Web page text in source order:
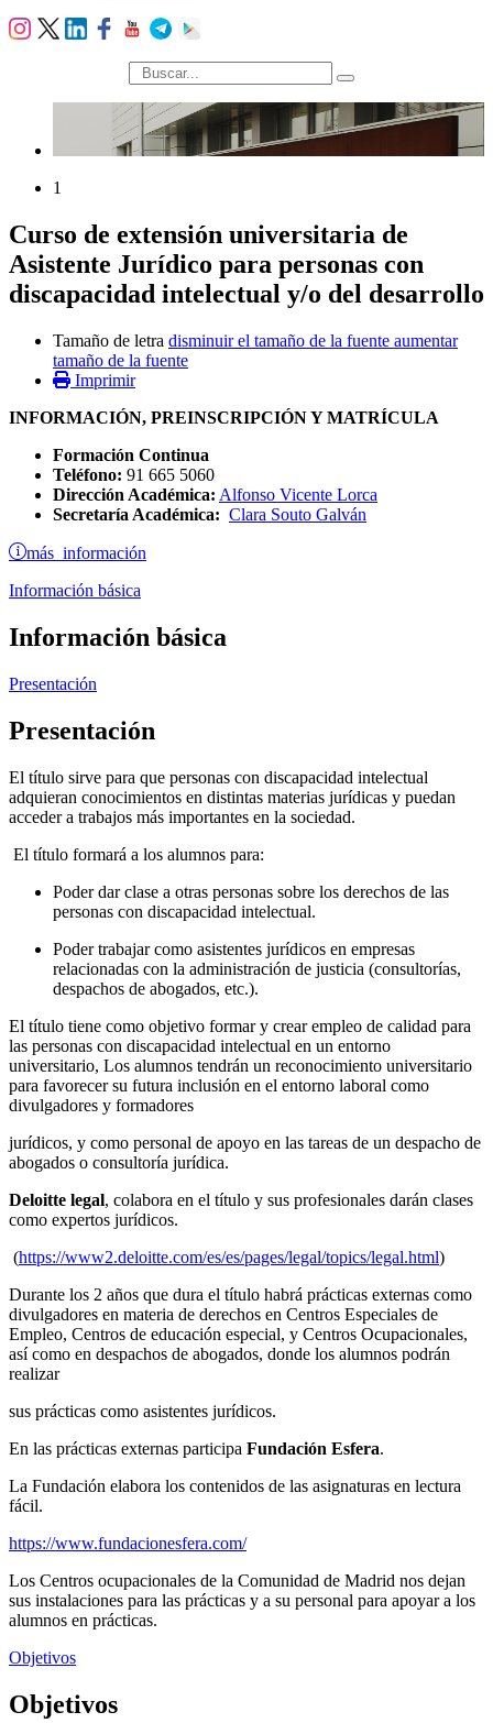
búsqueda
1
Curso de extensión universitaria de
Asistente Jurídico para personas con
discapacidad intelectual y/o del desarrollo
Tamaño de letra disminuir el tamaño de la fuente aumentar
tamaño de la fuente
Imprimir
INFORMACIÓN, PREINSCRIPCIÓN Y MATRÍCULA
Formación Continua
Teléfono: 91 665 5060
Dirección Académica: Alfonso Vicente Lorca
Secretaría Académica: Clara Souto Galván
más información
Información básica
Información básica
Presentación
Presentación
El título sirve para que personas con discapacidad intelectual
adquieran conocimientos en distintas materias jurídicas y puedan
acceder a trabajos más importantes en la sociedad.
El título formará a los alumnos para:
Poder dar clase a otras personas sobre los derechos de las
personas con discapacidad intelectual.
Poder trabajar como asistentes jurídicos en empresas
relacionadas con la administración de justicia (consultorías,
despachos de abogados, etc.).
El título tiene como objetivo formar y crear empleo de calidad para
las personas con discapacidad intelectual en un entorno
universitario, Los alumnos tendrán un reconocimiento universitario
para favorecer su futura inclusión en el entorno laboral como
divulgadores y formadores
jurídicos, y como personal de apoyo en las tareas de un despacho de
abogados o consultoría jurídica.
Deloitte legal, colabora en el título y sus profesionales darán clases
como expertos jurídicos.
(https://www2.deloitte.com/es/es/pages/legal/topics/legal.html)
Durante los 2 años que dura el título habrá prácticas externas como
divulgadores en materia de derechos en Centros Especiales de
Empleo, Centros de educación especial, y Centros Ocupacionales,
así como en despachos de abogados, donde los alumnos podrán
realizar
sus prácticas como asistentes jurídicos.
En las prácticas externas participa Fundación Esfera.
La Fundación elabora los contenidos de las asignaturas en lectura
fácil.
https://www.fundacionesfera.com/
Los Centros ocupacionales de la Comunidad de Madrid nos dejan
sus instalaciones para las prácticas y a su personal para apoyar a los
alumnos en prácticas.
Objetivos
Objetivos